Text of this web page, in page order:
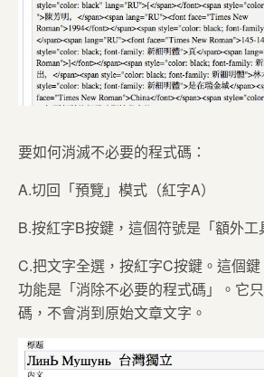
要如何消滅不必要的程式碼：
A.切回「預覽」模式（紅字A）
B.按紅字B按鍵，這個符號是「額外工
C.把文字全選，按紅字C按鍵。這個鍵
功能是「消除不必要的程式碼」。它
碼，不會消到原始文章文字。